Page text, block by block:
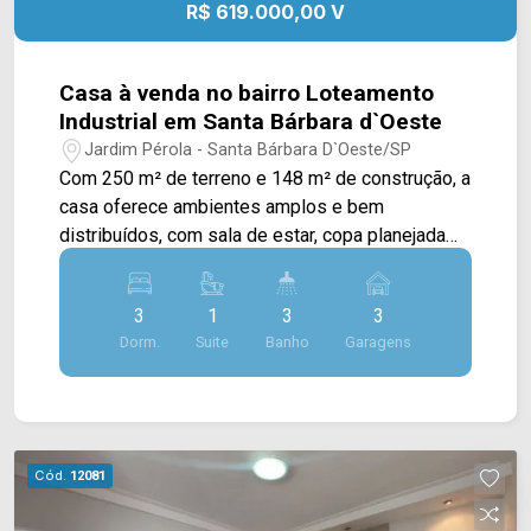
- Presente em cada mudança!
R$ 619.000,00 V
Casa à venda no bairro Loteamento
Industrial em Santa Bárbara d`Oeste
Jardim Pérola - Santa Bárbara D`Oeste/SP
Com 250 m² de terreno e 148 m² de construção, a
casa oferece ambientes amplos e bem
distribuídos, com sala de estar, copa planejada
com cristaleira e cozinha planejada,
proporcionando mais praticidade e conforto para
a rotina da família. Dois dormitórios contam com
móveis planejados, garantindo melhor
organização dos espaços. A área de lazer é um
ambiente agradável para reunir amigos e
familiares. O piso em porcelanato em toda a área
interna, o portão eletrônico e a lavanderia ampla
3
Dorm.
1
Suite
3
Banho
3
Garagens
Cód. 12081